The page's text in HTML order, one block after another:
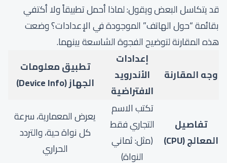
قد يتكاسل البعض ويقول: لماذا أحمل تطبيقاً ولا أكتفي
بقائمة “حول الهاتف” الموجودة في الإعدادات؟ وضعت
هذه المقارنة لتوضيح الفجوة الشاسعة بينهما.
وجه المقارنة
إعدادات
الأندرويد
الافتراضية
تطبيق معلومات
الجهاز (Device Info)
تفاصيل
المعالج (CPU)
تكتب الاسم
التجاري فقط
(مثل: ثماني
النواة)
يعرض المعمارية، سرعة
كل نواة حية، والتردد
الحراري